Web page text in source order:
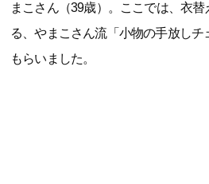
まこさん（39歳）。ここでは、衣
る、やまこさん流「小物の手放しチ
もらいました。